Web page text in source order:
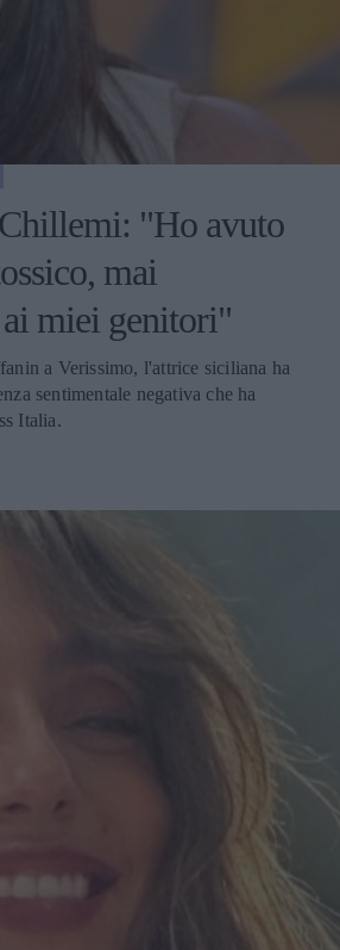
"Ho avuto
mai
miei genitori"
a Verissimo, l'attrice siciliana ha
sentimentale negativa che ha
Italia.